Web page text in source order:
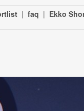
| faq | Ekko